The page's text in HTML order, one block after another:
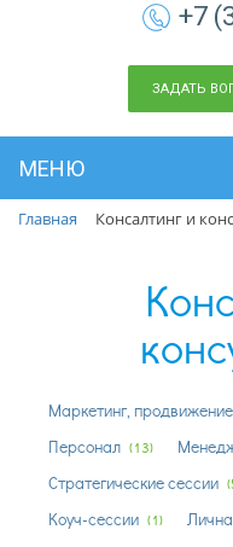
+7
ЗАДАТЬ
МЕНЮ
Главная
Консалтинг и
Маркетинг, продвижение
Персонал (13)
Стратегические сессии
Коуч-сессии (1)